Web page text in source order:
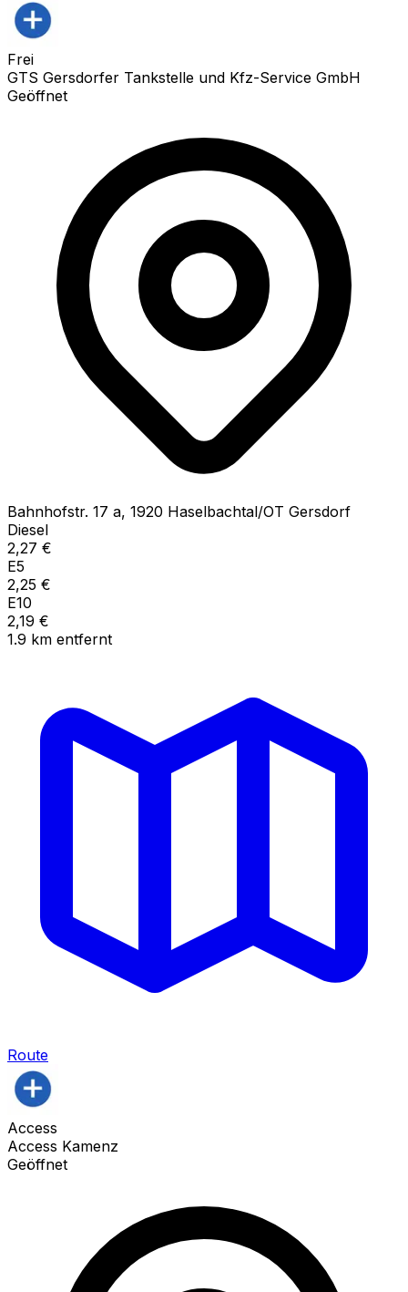
Frei
GTS Gersdorfer Tankstelle und Kfz-Service GmbH
Geöffnet
Bahnhofstr. 17 a, 1920 Haselbachtal/OT Gersdorf
Diesel
2,27 €
E5
2,25 €
E10
2,19 €
1.9 km entfernt
Route
Access
Access Kamenz
Geöffnet